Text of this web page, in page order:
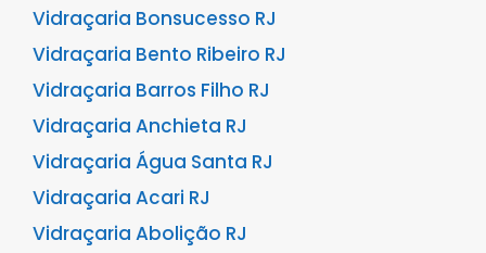
Vidraçaria Bonsucesso RJ
Vidraçaria Bento Ribeiro RJ
Vidraçaria Barros Filho RJ
Vidraçaria Anchieta RJ
Vidraçaria Água Santa RJ
Vidraçaria Acari RJ
Vidraçaria Abolição RJ